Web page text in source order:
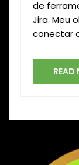
de
Jira. Meu
conectar
READ